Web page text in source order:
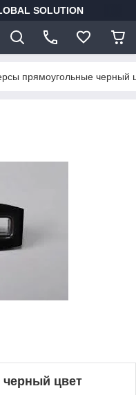
SOLUTION
прямоугольные черный
цвет